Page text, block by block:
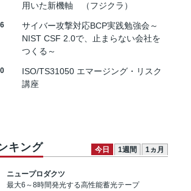
用いた新機軸 （フジクラ）
サイバー攻撃対応BCP実践勉強会～
NIST CSF 2.0で、止まらない会社を
つくる～
ISO/TS31050 エマージング・リスク
講座
キング 今日 1週間 1ヵ月
ニュープロダクツ
最大6～8時間発光する高性能蓄光テープ